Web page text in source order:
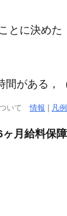
とに決めた
間がある，
ついて情報 凡例
月給料保